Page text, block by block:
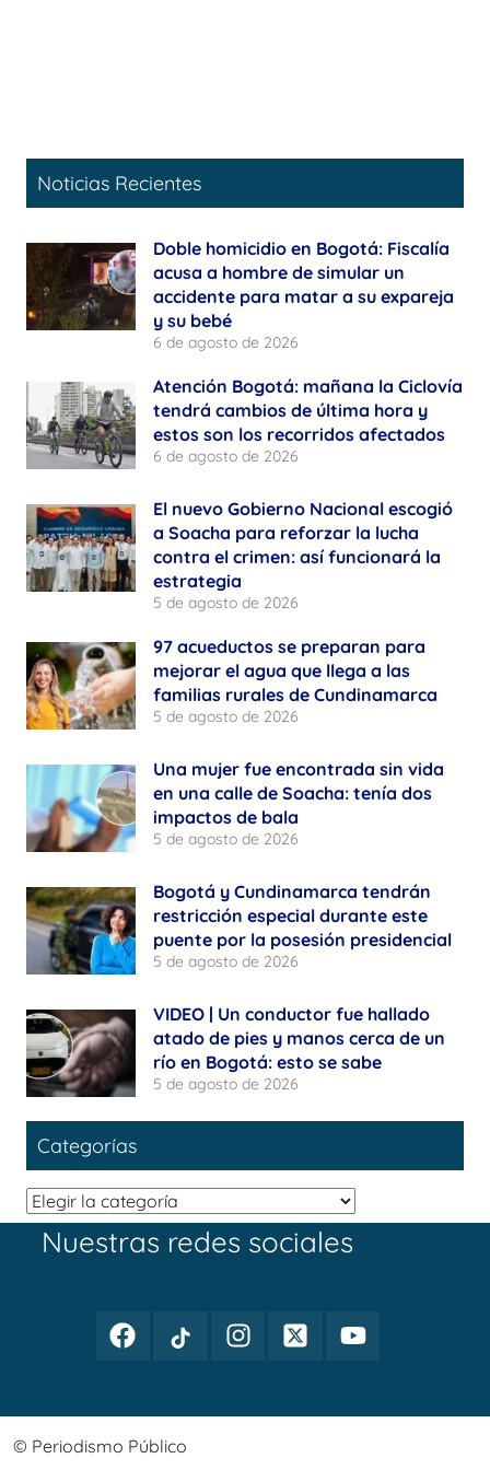
Noticias Recientes
Doble homicidio en Bogotá: Fiscalía
acusa a hombre de simular un
accidente para matar a su expareja
y su bebé
6 de agosto de 2026
Atención Bogotá: mañana la Ciclovía
tendrá cambios de última hora y
estos son los recorridos afectados
6 de agosto de 2026
El nuevo Gobierno Nacional escogió
a Soacha para reforzar la lucha
contra el crimen: así funcionará la
estrategia
5 de agosto de 2026
97 acueductos se preparan para
mejorar el agua que llega a las
familias rurales de Cundinamarca
5 de agosto de 2026
Una mujer fue encontrada sin vida
en una calle de Soacha: tenía dos
impactos de bala
5 de agosto de 2026
Bogotá y Cundinamarca tendrán
restricción especial durante este
puente por la posesión presidencial
5 de agosto de 2026
VIDEO | Un conductor fue hallado
atado de pies y manos cerca de un
río en Bogotá: esto se sabe
5 de agosto de 2026
Categorías
Categorías
Nuestras redes sociales
FacebookTikTok
InstagramTwitterYoutube
© Periodismo Público